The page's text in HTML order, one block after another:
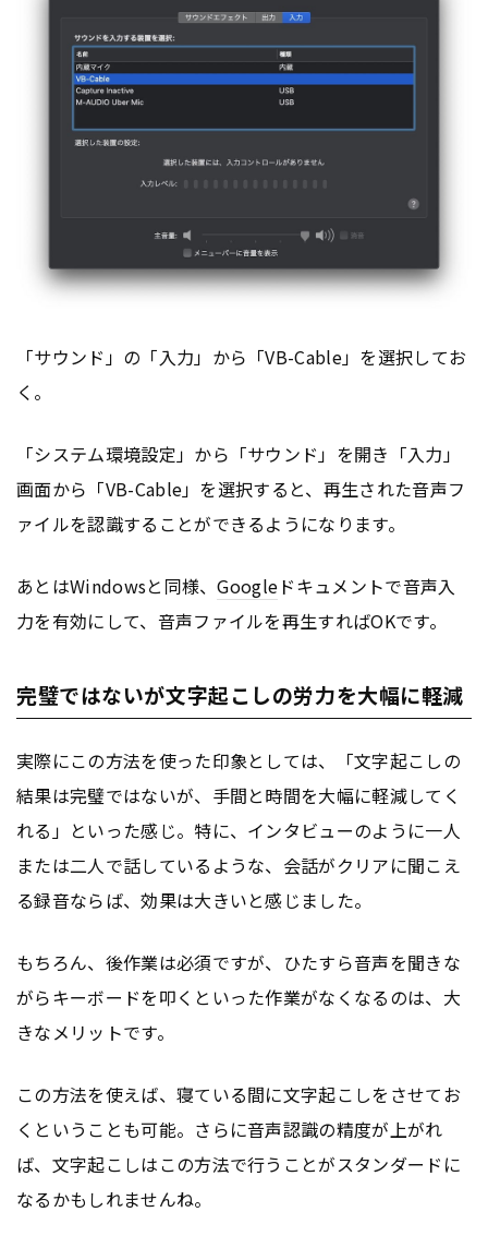
「サウンド」の「入力」から「VB-Cable」を選択してお
く。
「システム環境設定」から「サウンド」を開き「入力」
画面から「VB-Cable」を選択すると、再生された音声フ
ァイルを認識することができるようになります。
あとはWindowsと同様、Googleドキュメントで音声入
力を有効にして、音声ファイルを再生すればOKです。
完璧ではないが文字起こしの労力を大幅に軽減
実際にこの方法を使った印象としては、「文字起こしの
結果は完璧ではないが、手間と時間を大幅に軽減してく
れる」といった感じ。特に、インタビューのように一人
または二人で話しているような、会話がクリアに聞こえ
る録音ならば、効果は大きいと感じました。
もちろん、後作業は必須ですが、ひたすら音声を聞きな
がらキーボードを叩くといった作業がなくなるのは、大
きなメリットです。
この方法を使えば、寝ている間に文字起こしをさせてお
くということも可能。さらに音声認識の精度が上がれ
ば、文字起こしはこの方法で行うことがスタンダードに
なるかもしれませんね。